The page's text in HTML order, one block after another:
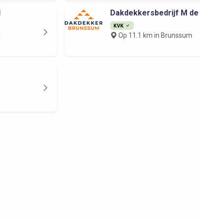
Dakdekkersbedrijf M de
KVK
Op 11.1 km in Brunssum